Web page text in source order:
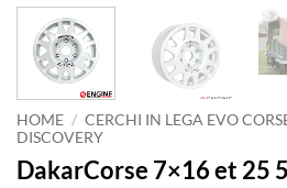
HOME / CERCHI IN LEGA EVO
DISCOVERY
DakarCorse 7×16 et 25